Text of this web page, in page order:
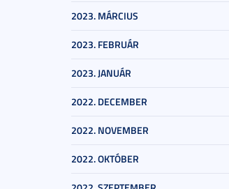
2023. MÁRCIUS
2023. FEBRUÁR
2023. JANUÁR
2022. DECEMBER
2022. NOVEMBER
2022. OKTÓBER